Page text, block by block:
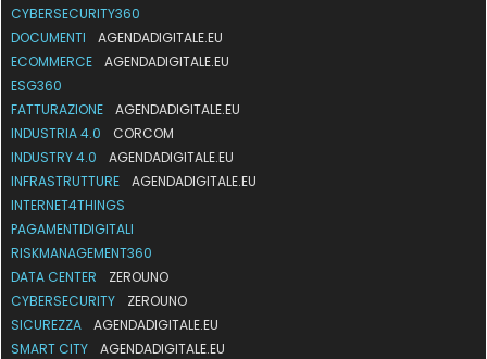
CYBERSECURITY360
DOCUMENTI
AGENDADIGITALE.EU
ECOMMERCE
AGENDADIGITALE.EU
ESG360
FATTURAZIONE
AGENDADIGITALE.EU
INDUSTRIA 4.0
CORCOM
INDUSTRY 4.0
AGENDADIGITALE.EU
INFRASTRUTTURE
AGENDADIGITALE.EU
INTERNET4THINGS
PAGAMENTIDIGITALI
RISKMANAGEMENT360
DATA CENTER
ZEROUNO
CYBERSECURITY
ZEROUNO
SICUREZZA
AGENDADIGITALE.EU
SMART CITY
AGENDADIGITALE.EU